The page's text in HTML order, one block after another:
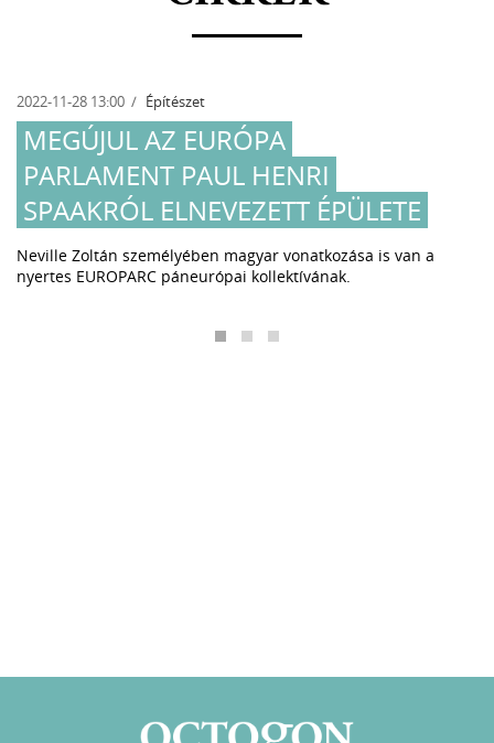
2022-11-28 13:00 Építészet
MEGÚJUL AZ EURÓPA
PARLAMENT PAUL HENRI
SPAAKRÓL ELNEVEZETT ÉPÜLETE
Neville Zoltán személyében magyar vonatkozása is van a
nyertes EUROPARC páneurópai kollektívának.